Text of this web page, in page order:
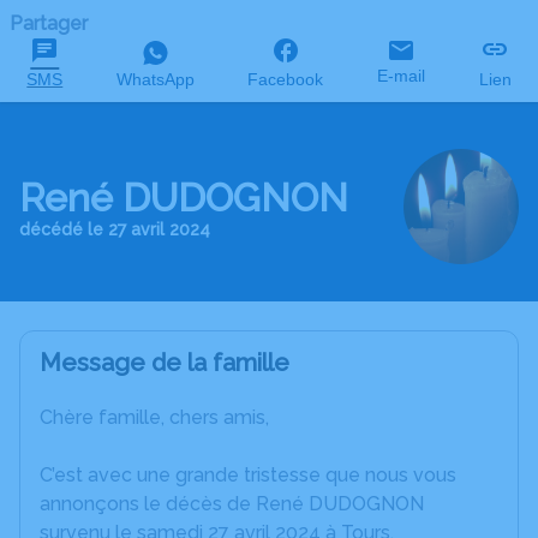
Partager
SMS WhatsApp Facebook E-mail Lien
René DUDOGNON
décédé le 27 avril 2024
Message de la famille
Chère famille, chers amis,
C’est avec une grande tristesse que nous vous
annonçons le décès de René DUDOGNON
survenu le samedi 27 avril 2024 à Tours.